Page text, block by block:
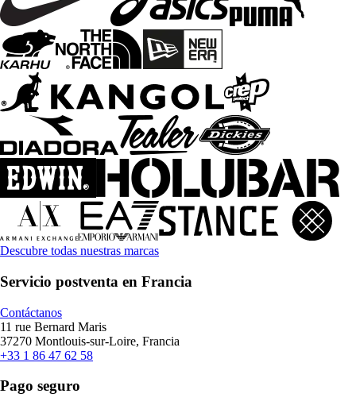
Descubre todas nuestras marcas
Servicio postventa en Francia
Contáctanos
11 rue Bernard Maris
37270 Montlouis-sur-Loire, Francia
+33 1 86 47 62 58
Pago seguro